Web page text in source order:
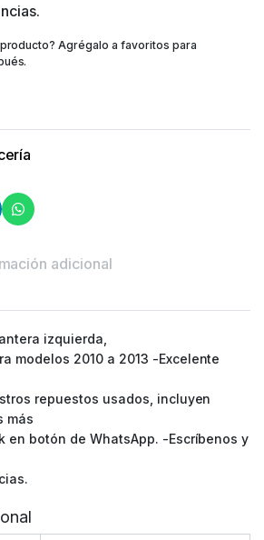
Agrégalo a favoritos para
adicional
izquierda,
modelos 2010 a 2013 -Excelente
repuestos usados, incluyen
más
en botón de WhatsApp. -Escríbenos y